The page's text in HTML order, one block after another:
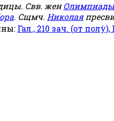
Свв. женОлимпиады
. Сщмч. Николая
Гал., 210 зач. (от полу́),